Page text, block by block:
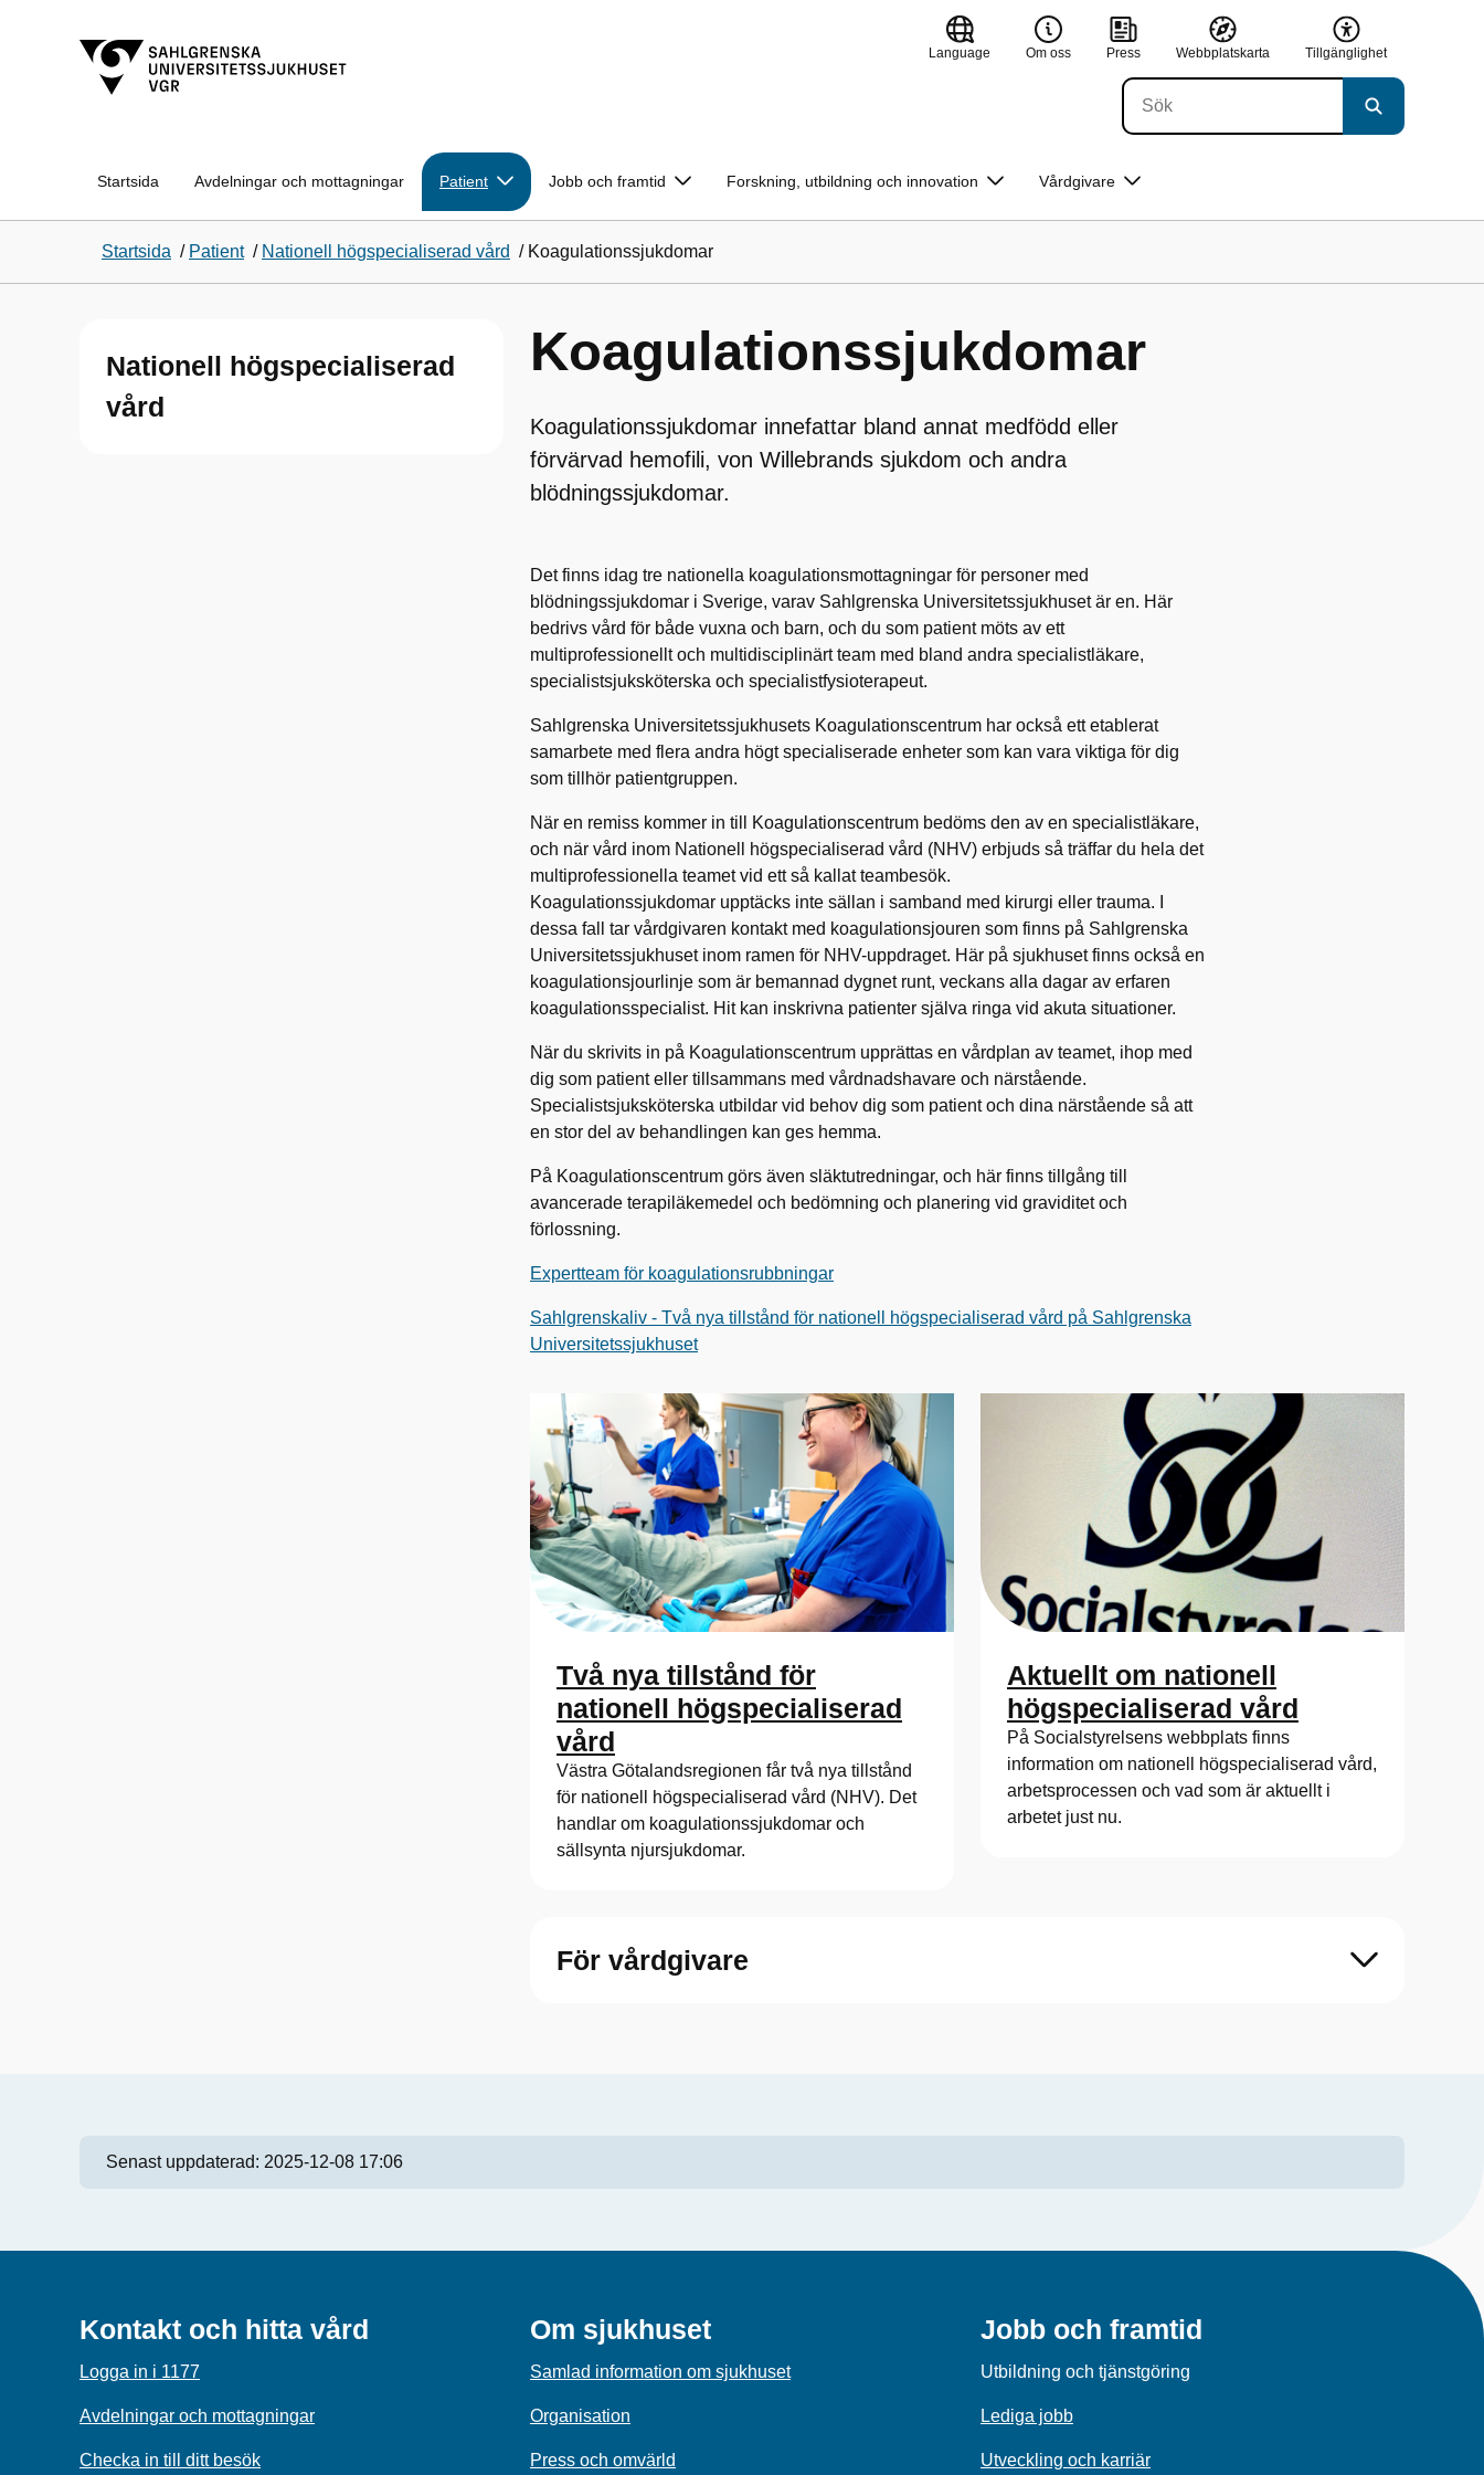
Language Om oss Press Webbplatskarta Tillgänglighet
Startsida Avdelningar och mottagningar Patient Jobb och framtid Forskning, utbildning och innovation Vårdgivare
Startsida / Patient / Nationell högspecialiserad vård / Koagulationssjukdomar
Nationell högspecialiserad
vård
Koagulationssjukdomar
Koagulationssjukdomar innefattar bland annat medfödd eller
förvärvad hemofili, von Willebrands sjukdom och andra
blödningssjukdomar.
Det finns idag tre nationella koagulationsmottagningar för personer med
blödningssjukdomar i Sverige, varav Sahlgrenska Universitetssjukhuset är en. Här
bedrivs vård för både vuxna och barn, och du som patient möts av ett
multiprofessionellt och multidisciplinärt team med bland andra specialistläkare,
specialistsjuksköterska och specialistfysioterapeut.
Sahlgrenska Universitetssjukhusets Koagulationscentrum har också ett etablerat
samarbete med flera andra högt specialiserade enheter som kan vara viktiga för dig
som tillhör patientgruppen.
När en remiss kommer in till Koagulationscentrum bedöms den av en specialistläkare,
och när vård inom Nationell högspecialiserad vård (NHV) erbjuds så träffar du hela det
multiprofessionella teamet vid ett så kallat teambesök.
Koagulationssjukdomar upptäcks inte sällan i samband med kirurgi eller trauma. I
dessa fall tar vårdgivaren kontakt med koagulationsjouren som finns på Sahlgrenska
Universitetssjukhuset inom ramen för NHV-uppdraget. Här på sjukhuset finns också en
koagulationsjourlinje som är bemannad dygnet runt, veckans alla dagar av erfaren
koagulationsspecialist. Hit kan inskrivna patienter själva ringa vid akuta situationer.
När du skrivits in på Koagulationscentrum upprättas en vårdplan av teamet, ihop med
dig som patient eller tillsammans med vårdnadshavare och närstående.
Specialistsjuksköterska utbildar vid behov dig som patient och dina närstående så att
en stor del av behandlingen kan ges hemma.
På Koagulationscentrum görs även släktutredningar, och här finns tillgång till
avancerade terapiläkemedel och bedömning och planering vid graviditet och
förlossning.
Expertteam för koagulationsrubbningar
Sahlgrenskaliv - Två nya tillstånd för nationell högspecialiserad vård på Sahlgrenska
Universitetssjukhuset
Två nya tillstånd för
nationell högspecialiserad
vård
Västra Götalandsregionen får två nya tillstånd
för nationell högspecialiserad vård (NHV). Det
handlar om koagulationssjukdomar och
sällsynta njursjukdomar.
Aktuellt om nationell
högspecialiserad vård
På Socialstyrelsens webbplats finns
information om nationell högspecialiserad vård,
arbetsprocessen och vad som är aktuellt i
arbetet just nu.
För vårdgivare
Senast uppdaterad: 2025-12-08 17:06
Kontakt och hitta vård
Logga in i 1177
Avdelningar och mottagningar
Checka in till ditt besök
Om sjukhuset
Samlad information om sjukhuset
Organisation
Press och omvärld
Jobb och framtid
Utbildning och tjänstgöring
Lediga jobb
Utveckling och karriär